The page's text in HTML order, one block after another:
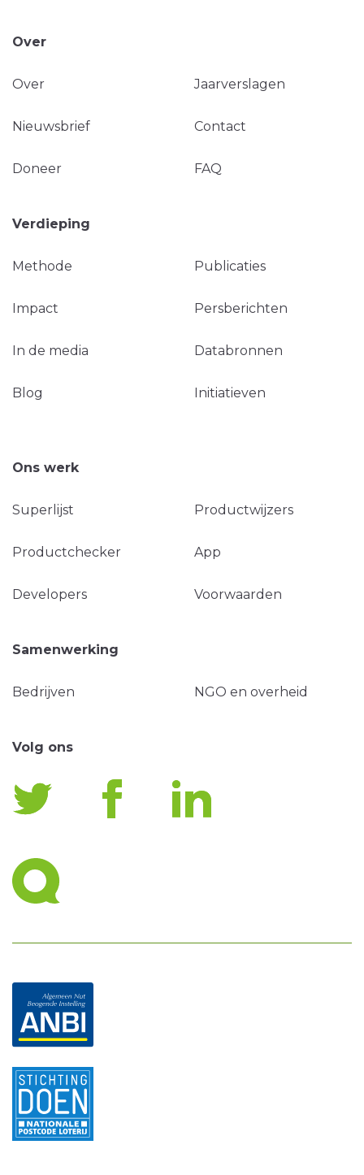
Over
Over Jaarverslagen
Nieuwsbrief Contact
Doneer FAQ
Verdieping
Methode Publicaties
Impact Persberichten
In de media Databronnen
Blog Initiatieven
Ons werk
Superlijst Productwijzers
Productchecker App
Developers Voorwaarden
Samenwerking
Bedrijven NGO en overheid
Volg ons